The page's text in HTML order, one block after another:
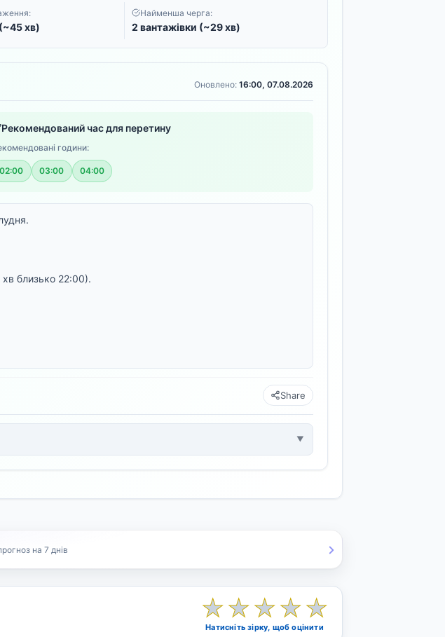
хв)
Найменша черга:
2 вантажівки (~29 хв)
Оновлено: 16:00, 07.08.2026
Рекомендований час для перетину
години:
02:00 03:00 04:00
близько 22:00).
Share
▼
на 7 днів
★★★★★
Натисніть зірку, щоб оцінити